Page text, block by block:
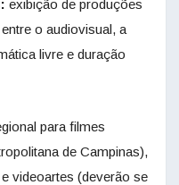
exibição de produções
o audiovisual, a
livre e duração
para filmes
de Campinas),
videoartes (deverão se